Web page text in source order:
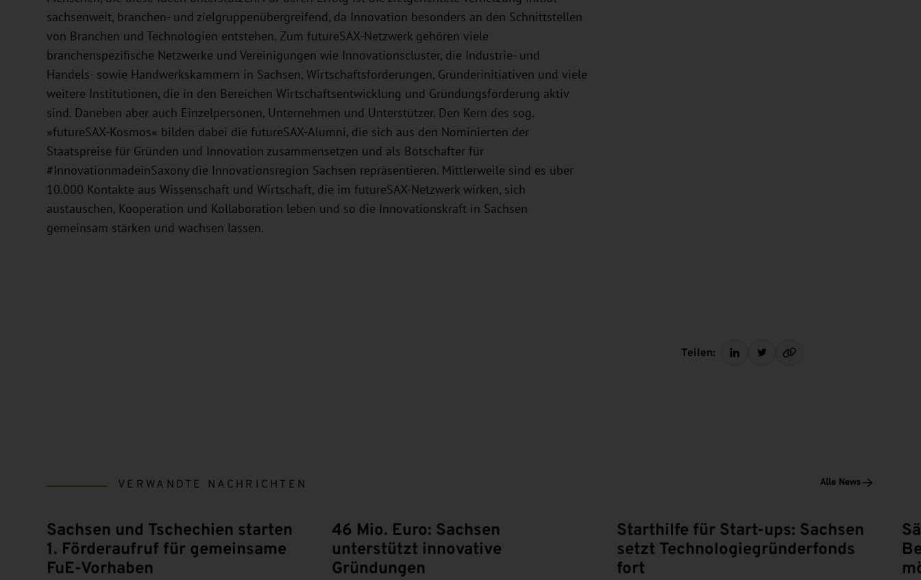
sachsenweit, branchen- und zielgruppenübergreifend, da Innovation besonders an den Schnittstellen
von Branchen und Technologien entstehen. Zum futureSAX-Netzwerk gehören viele
branchenspezifische Netzwerke und Vereinigungen wie Innovationscluster, die Industrie- und
Handels- sowie Handwerkskammern in Sachsen, Wirtschaftsförderungen, Gründerinitiativen und viele
weitere Institutionen, die in den Bereichen Wirtschaftsentwicklung und Gründungsförderung aktiv
sind. Daneben aber auch Einzelpersonen, Unternehmen und Unterstützer. Den Kern des sog.
»futureSAX-Kosmos« bilden dabei die futureSAX-Alumni, die sich aus den Nominierten der
Staatspreise für Gründen und Innovation zusammensetzen und als Botschafter für
#InnovationmadeinSaxony die Innovationsregion Sachsen repräsentieren. Mittlerweile sind es über
10.000 Kontakte aus Wissenschaft und Wirtschaft, die im futureSAX-Netzwerk wirken, sich
austauschen, Kooperation und Kollaboration leben und so die Innovationskraft in Sachsen
gemeinsam stärken und wachsen lassen.
Teilen:
VERWANDTE NACHRICHTEN Alle News
Sachsen und Tschechien starten
1. Förderaufruf für gemeinsame
FuE-Vorhaben
46 Mio. Euro: Sachsen
unterstützt innovative
Gründungen
Starthilfe für Start-ups: Sachsen
setzt Technologiegründerfonds
fort